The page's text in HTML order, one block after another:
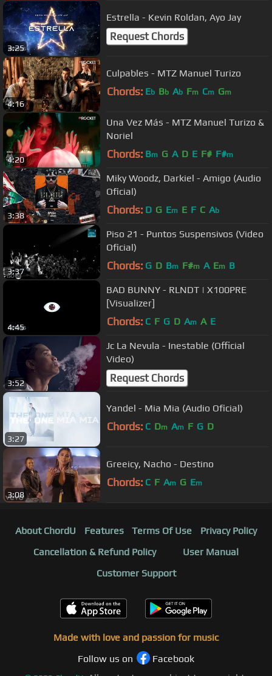
3:25
Estrella - Kevin Roldan, Ayo Jay
Request Chords
4:16
Culpables - MTZ Manuel Turizo
Chords: Eb Bb Ab Fm Cm Gm
4:20
Una Vez Más - MTZ Manuel Turizo &
Noriel
Chords: Bm G A D E F# F#m
3:38
Miky Woodz, Darkiel - Amigo (Audio
Oficial)
Chords: D G Em E F C Ab
3:37
Piso 21 - Puntos Suspensivos (Video
Oficial)
Chords: G D Bm F#m A Em B
4:45
BAD BUNNY - RLNDT | X100PRE
[Visualizer]
Chords: C F G D Am A E
3:52
Jc La Nevula - Inestable (Official
Video)
Request Chords
3:27
Yandel - Mia Mia (Audio Oficial)
Chords: C Dm Am F G D
3:08
Greeicy, Nacho - Destino
Chords: C F Am G Em
About ChordU Features Terms Of Use
Privacy Policy
Cancellation & Refund Policy
User Manual
Customer Support
Made with love and passion for music
Follow us on
Facebook